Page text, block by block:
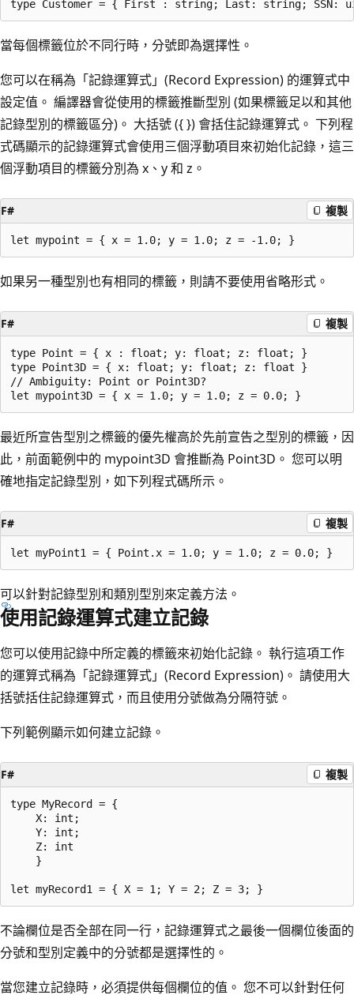
當每個標籤位於不同行時，分號即為選擇性。
您可以在稱為「記錄運算式」(Record Expression) 的運算式中
設定值。 編譯器會從使用的標籤推斷型別 (如果標籤足以和其他
記錄型別的標籤區分)。 大括號 ({ }) 會括住記錄運算式。 下列程
式碼顯示的記錄運算式會使用三個浮動項目來初始化記錄，這三
個浮動項目的標籤分別為 x、y 和 z。
F# 複製
如果另一種型別也有相同的標籤，則請不要使用省略形式。
F# 複製
type Point = { x : float; y: float; z: float; }
type Point3D = { x: float; y: float; z: float }
// Ambiguity: Point or Point3D?
最近所宣告型別之標籤的優先權高於先前宣告之型別的標籤，因
此，前面範例中的 mypoint3D 會推斷為 Point3D。 您可以明
確地指定記錄型別，如下列程式碼所示。
F# 複製
可以針對記錄型別和類別型別來定義方法。
使用記錄運算式建立記錄
您可以使用記錄中所定義的標籤來初始化記錄。 執行這項工作
的運算式稱為「記錄運算式」(Record Expression)。 請使用大
括號括住記錄運算式，而且使用分號做為分隔符號。
下列範例顯示如何建立記錄。
F# 複製
type MyRecord = {
    X: int;
    Y: int;
    Z: int
    }
不論欄位是否全部在同一行，記錄運算式之最後一個欄位後面的
分號和型別定義中的分號都是選擇性的。
當您建立記錄時，必須提供每個欄位的值。 您不可以針對任何